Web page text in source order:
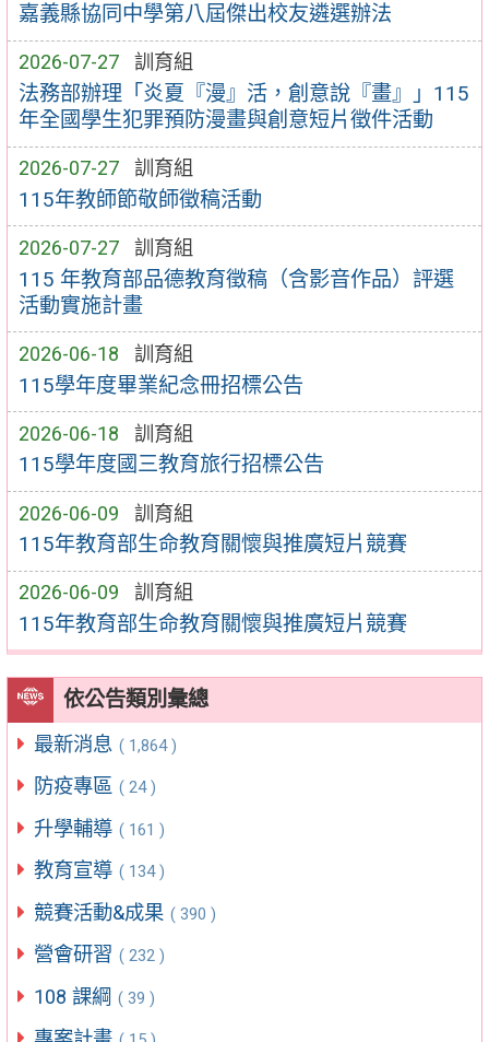
嘉義縣協同中學第八屆傑出校友遴選辦法
2026-07-27 訓育組
法務部辦理「炎夏『漫』活，創意說『畫』」115
年全國學生犯罪預防漫畫與創意短片徵件活動
2026-07-27 訓育組
115年教師節敬師徵稿活動
2026-07-27 訓育組
115 年教育部品德教育徵稿（含影音作品）評選
活動實施計畫
2026-06-18 訓育組
115學年度畢業紀念冊招標公告
2026-06-18 訓育組
115學年度國三教育旅行招標公告
2026-06-09 訓育組
115年教育部生命教育關懷與推廣短片競賽
2026-06-09 訓育組
115年教育部生命教育關懷與推廣短片競賽
依公告類別彙總
最新消息 ( 1,864 )
防疫專區 ( 24 )
升學輔導 ( 161 )
教育宣導 ( 134 )
競賽活動&成果 ( 390 )
營會研習 ( 232 )
108 課綱 ( 39 )